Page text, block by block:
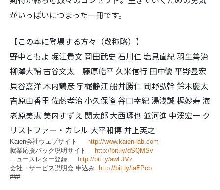
がいっぱいにつまった一冊です。
【この本に登場する方々（敬称略）】
野中ともよ 堀江貴文 岡田武史 石川仁 塩見直紀 羽生善治
柳澤大輔 古谷文太 藤原皓平 久米信行 田中優 平野豊宏
貝谷嘉洋 木内鶴彦 宇梶静江 船井勝仁 岡野弘幹 鈴木慶太
吉原由香里 佐藤孝治 小久保隆 谷口幸紀 湯浅誠 梶妙寿 海
老原美恵 美内すずえ 関太郎 大西琢也 並河進 中渓宏一 ク
リストファー・カレル 大平和博 井上英之
Kaien会社ウェブサイト
http://www.kaien-lab.com
就業応援パック説明サイト
http://bit.ly/dSQMSv
ニュースレター登録
http://bit.ly/awLJVz
会社・サービス説明会 申込み
http://bit.ly/iaEPcb
###